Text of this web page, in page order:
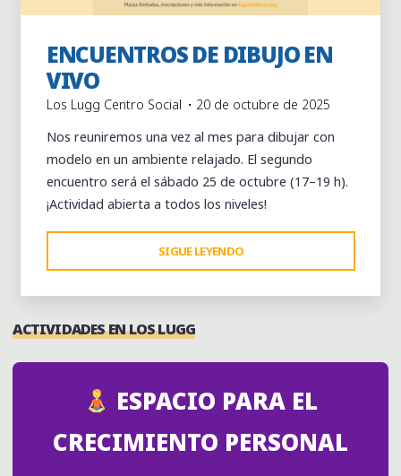
Actividades Actividades puntuales
ENCUENTROS DE DIBUJO EN
VIVO
Los Lugg Centro Social
20 de octubre de 2025
Nos reuniremos una vez al mes para dibujar con
modelo en un ambiente relajado. El segundo
encuentro será el sábado 25 de octubre (17–19 h).
¡Actividad abierta a todos los niveles!
SIGUE LEYENDO
DE
DIBUJO
ACTIVIDADES EN LOS LUGG
ESPACIO PARA EL
CRECIMIENTO PERSONAL